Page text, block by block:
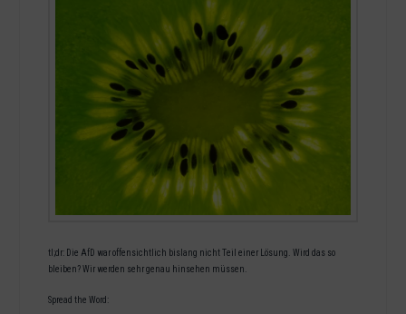
tl;dr: Die AfD war offensichtlich bislang nicht Teil einer Lösung. Wird das so
bleiben? Wir werden sehr genau hinsehen müssen.
Spread the Word: